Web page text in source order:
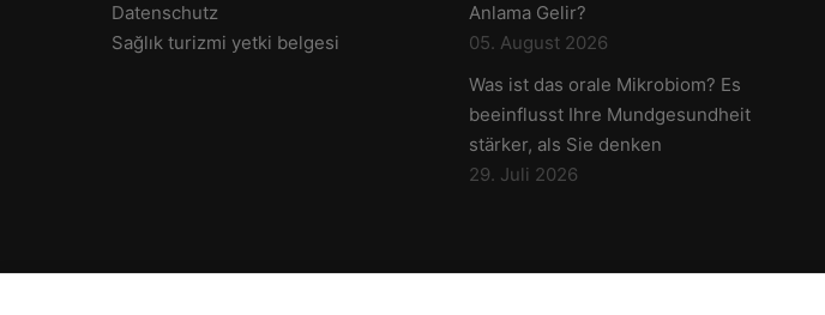
Datenschutz
Sağlık turizmi yetki belgesi
Anlama Gelir?
05. August 2026
Was ist das orale Mikrobiom? Es
beeinflusst Ihre Mundgesundheit
stärker, als Sie denken
29. Juli 2026